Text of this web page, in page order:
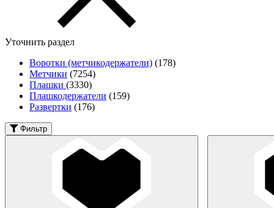
Уточнить раздел
Воротки (метчикодержатели) (178)
Метчики (7254)
Плашки (3330)
Плашкодержатели (159)
Развертки (176)
Фильтр